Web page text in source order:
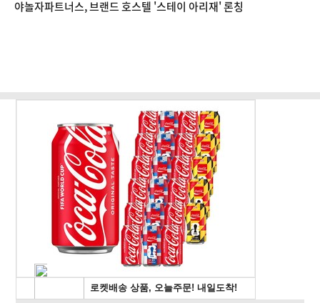
야놀자파트너스, 브랜드 호스텔 '스테이 아리재' 론칭